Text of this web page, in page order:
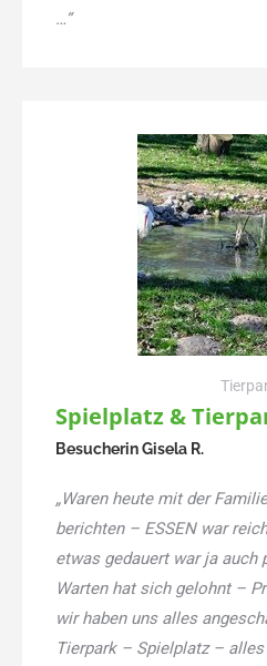
…“
Spielplatz &
Besucherin Gisela R.
„Waren heute mit der
berichten – ESSEN war
etwas gedauert war ja auch
Warten hat sich gelohnt –
wir haben uns alles
Tierpark – Spielplatz –